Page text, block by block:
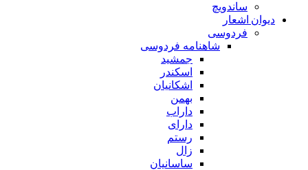
ساندویچ
دیوان اشعار
فردوسی
شاهنامه فردوسی
جمشید
اسکندر
اشکانیان
بهمن
داراب
دارای
رستم
زال
ساسانیان